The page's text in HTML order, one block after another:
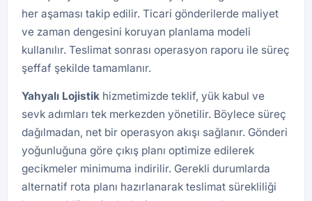
her aşaması takip edilir. Ticari gönderilerde maliyet
ve zaman dengesini koruyan planlama modeli
kullanılır. Teslimat sonrası operasyon raporu ile süreç
şeffaf şekilde tamamlanır.
Yahyalı Lojistik hizmetimizde teklif, yük kabul ve
sevk adımları tek merkezden yönetilir. Böylece süreç
dağılmadan, net bir operasyon akışı sağlanır. Gönderi
yoğunluğuna göre çıkış planı optimize edilerek
gecikmeler minimuma indirilir. Gerekli durumlarda
alternatif rota planı hazırlanarak teslimat sürekliliği